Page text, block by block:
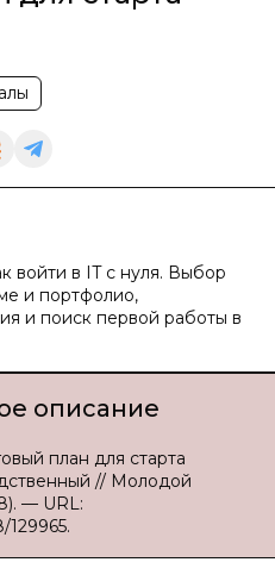
войти в IT с нуля. Выбор
и портфолио,
и поиск первой работы в
описание
план для старта
// Молодой
— URL: